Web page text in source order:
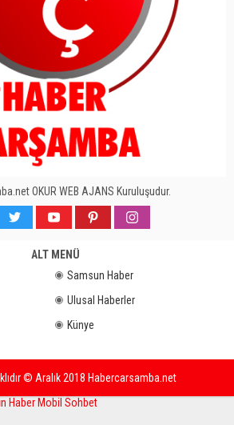
OKUR WEB AJANS Kuruluşudur.
ALT MENÜ
Samsun Haber
Ulusal Haberler
Künye
© Aralık 2018 Habercarsamba.net
HaberMobil Sohbet